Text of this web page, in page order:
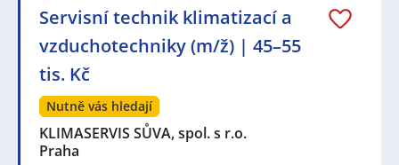
Servisní technik klimatizací a
vzduchotechniky (m/ž) | 45–55
tis. Kč
Nutně vás hledají
KLIMASERVIS SŮVA, spol. s r.o.
Praha